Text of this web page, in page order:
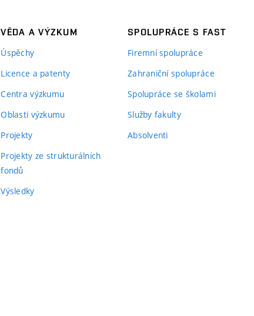
VĚDA A VÝZKUM
Úspěchy
Licence a patenty
Centra výzkumu
Oblasti výzkumu
Projekty
Projekty ze strukturálních
fondů
Výsledky
SPOLUPRÁCE S FAST
Firemní spolupráce
Zahraniční spolupráce
Spolupráce se školami
Služby fakulty
Absolventi